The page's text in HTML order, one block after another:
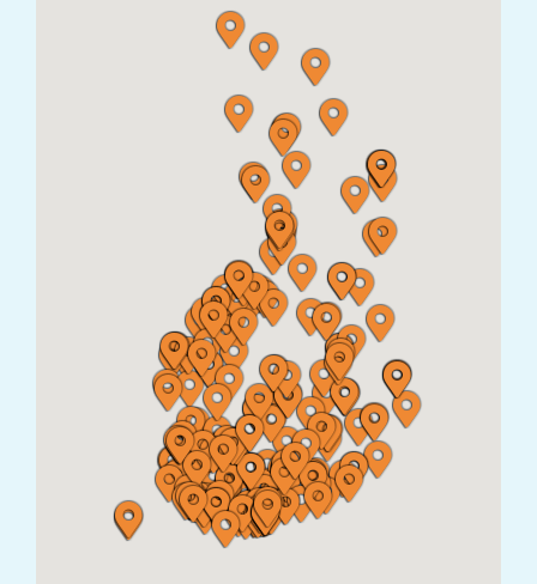
MURIKANTIE 7, 68410 ALAVETELI, Suomi
KOIRAN LIHASHUOLTO TANDOG
Paronintie 71, 25700 Kemiö
LEMMIKKITARVIKE TAKKULA
KESKUSKATU 53 A 38700 KANKAANPÄÄ
DOGMAN & FRIENDS SEINÄJOKI
SEPPO ILMARINEN 12 60120 SEINÄJOKI
TASSUN TAHTI TMI
Vesisuontie 74, 93700 Kuusamo
ELÄINTARVIKELIIKE DOG & CAT
TYÖPAJATIE 20 06150 Porvoo
Karkkilan Eläintarvike
MÄNTYLÄNKATU 103600 Karkkila